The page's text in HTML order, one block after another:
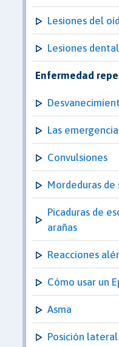
Lesiones del
Lesiones
Enfermedad
Las
Convulsiones
Mordeduras
Picaduras de
arañas
Reacciones
Cómo usar un
Asma
Posición